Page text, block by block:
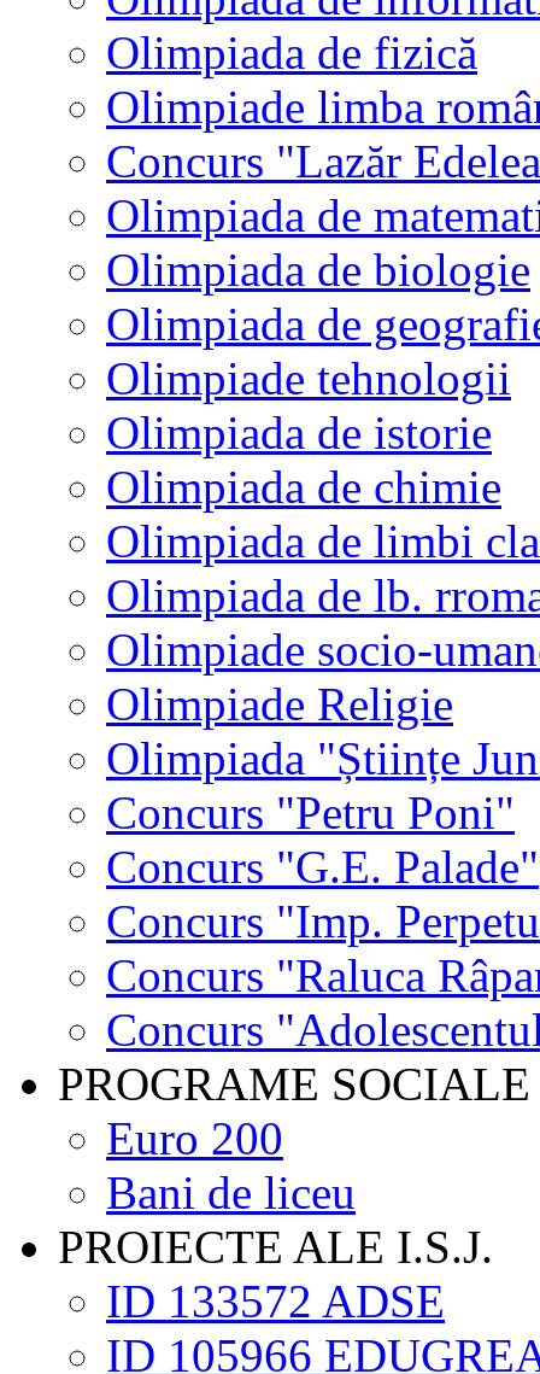
Olimpiada de fizică
Olimpiade limba
Concurs "Lazăr
Olimpiada de
Olimpiada de biologie
Olimpiada de
Olimpiade tehnologii
Olimpiada de istorie
Olimpiada de chimie
Olimpiada de limbi
Olimpiada de lb.
Olimpiade socio-
Olimpiade Religie
Olimpiada "Științe
Concurs "Petru Poni"
Concurs "G.E. Palade"
Concurs "Imp.
Concurs "Raluca
Concurs
PROGRAME SOCIALE
Euro 200
Bani de liceu
PROIECTE ALE I.S.J.
ID 133572 ADSE
ID 105966